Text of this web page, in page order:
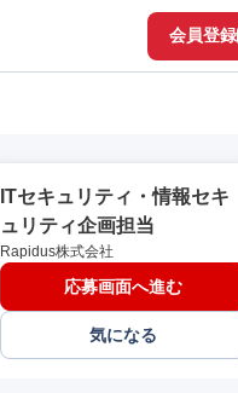
会員登録
ITセキュリティ・情報セキ
ュリティ企画担当
Rapidus株式会社
応募画面へ進む
気になる